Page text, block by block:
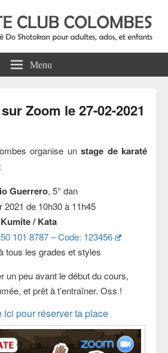
Menu
Zoom le 27-02-2021
organise un stage de karaté
:
Guerrero, 5° dan
2021 de 10h30 à 11h45
/ Kata
101 8787 – Code: 123456
tous les grades et styles
un peu avant le début du cours,
et prêt à t’entraîner. Oss !
ici pour réserver ta place